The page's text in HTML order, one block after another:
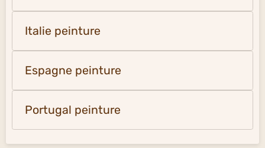
Italie peinture
Espagne peinture
Portugal peinture